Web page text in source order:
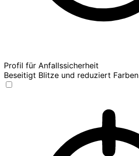
Profil für Anfallssicherheit
Beseitigt Blitze und reduziert Farben